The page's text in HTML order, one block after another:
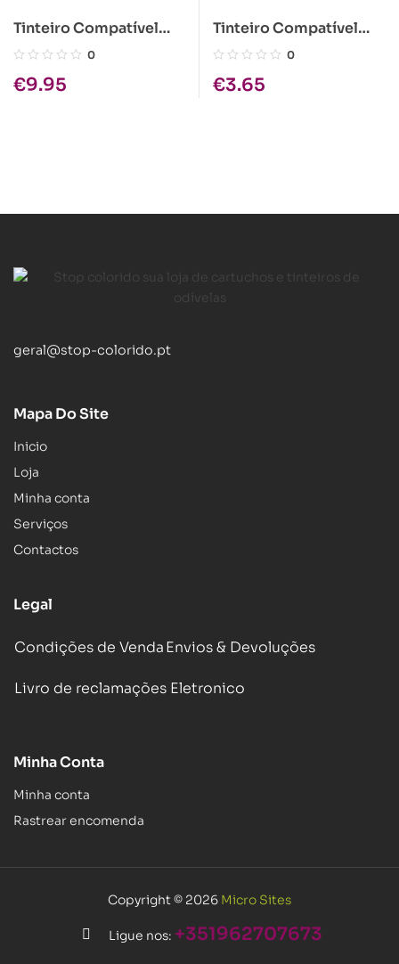
Tinteiro Compatível
Epson S020118 Preto
0
€9.95
Tinteiro Compatível
Epson T008 Cores
0
€3.65
geral@stop-colorido.pt
Mapa Do Site
Inicio
Loja
Minha conta
Serviços
Contactos
Legal
Condições de VendaEnvios & Devoluções
Livro de reclamações Eletronico
Minha Conta
Minha conta
Rastrear encomenda
Copyright © 2026 Micro Sites
Ligue nos: +351962707673